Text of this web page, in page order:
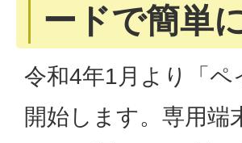
ードで簡単
令和4年1月より「
開始します。専用端